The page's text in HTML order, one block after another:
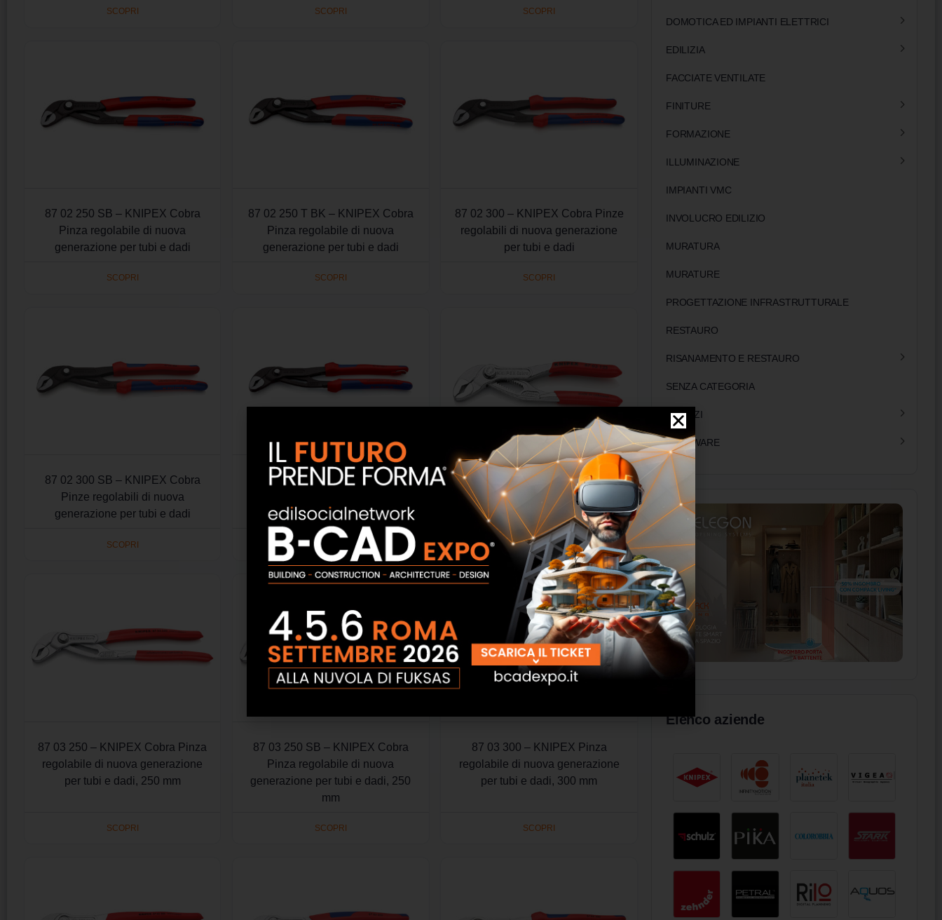
SCOPRI SCOPRI SCOPRI
87 02 250 SB – KNIPEX Cobra
Pinza regolabile di nuova
generazione per tubi e dadi
SCOPRI
87 02 250 T BK – KNIPEX Cobra
Pinza regolabile di nuova
generazione per tubi e dadi
SCOPRI
87 02 300 – KNIPEX Cobra Pinze
regolabili di nuova generazione
per tubi e dadi
SCOPRI
87 02 300 SB – KNIPEX Cobra
Pinze regolabili di nuova
generazione per tubi e dadi
SCOPRI
87 02 300 T BK- KNIPEX Cobra
generazione per tubi e dadi
SCOPRI
87 03 125 – KNIPEX Cobra Pinza
regolabile di nuova generazione
per tubi e dadi, 125 mm
SCOPRI
87 03 250 – KNIPEX Cobra Pinza
regolabile di nuova generazione
per tubi e dadi, 250 mm
SCOPRI
87 03 250 SB – KNIPEX Cobra
Pinza regolabile di nuova
generazione per tubi e dadi, 250
mm
SCOPRI
87 03 300 – KNIPEX Pinza
regolabile di nuova generazione
per tubi e dadi, 300 mm
SCOPRI
DOMOTICA ED IMPIANTI ELETTRICI
EDILIZIA
FACCIATE VENTILATE
FINITURE
FORMAZIONE
ILLUMINAZIONE
IMPIANTI VMC
INVOLUCRO EDILIZIO
MURATURA
MURATURE
PROGETTAZIONE INFRASTRUTTURALE
RESTAURO
RISANAMENTO E RESTAURO
SENZA CATEGORIA
SERVIZI
SOFTWARE
Elenco aziende